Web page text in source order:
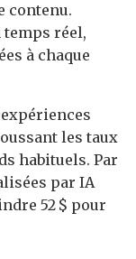
contenu.
réel,
à chaque
les taux
habituels. Par
par IA
52 $ pour